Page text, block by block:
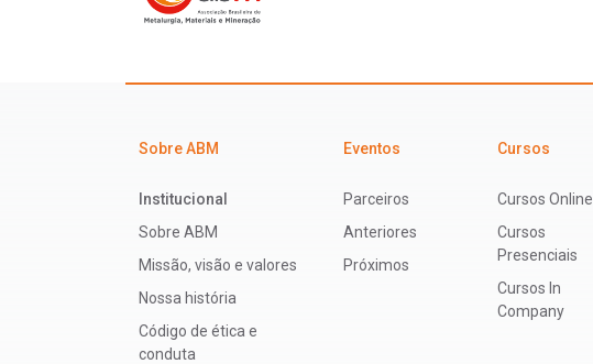
Sobre ABM
Institucional
Sobre ABM
Missão, visão e valores
Nossa história
Código de ética e
conduta
Eventos
Parceiros
Anteriores
Próximos
Cursos
Cursos Online
Cursos
Presenciais
Cursos In
Company